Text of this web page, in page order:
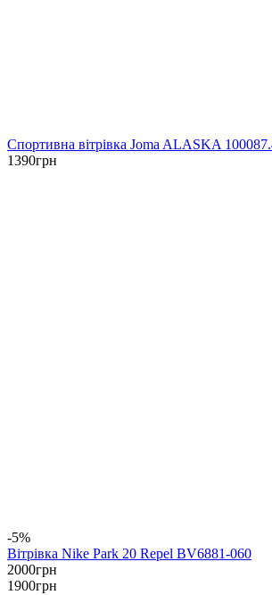
Спортивна вітрівка Joma ALASKA
1390грн
-5%
Вітрівка Nike Park 20 Repel BV6881-060
2000грн
1900грн